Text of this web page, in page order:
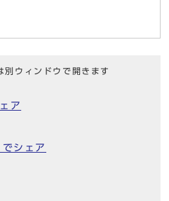
別ウィンドウで開きます
ア
シェア